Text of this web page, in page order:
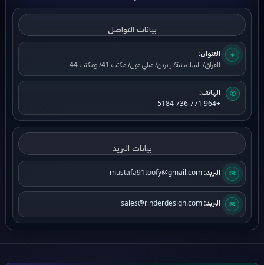
العراق/ السليمانية/ رابرين/ ميلي مول/ مكتب 41/ ومكتب 44
✆
الهاتف:
+964 771 736 5184
بيانات البريد
✉ البريد: sales@rinderdesign.com
الشروط والأحكام
سياسة الخصوصية